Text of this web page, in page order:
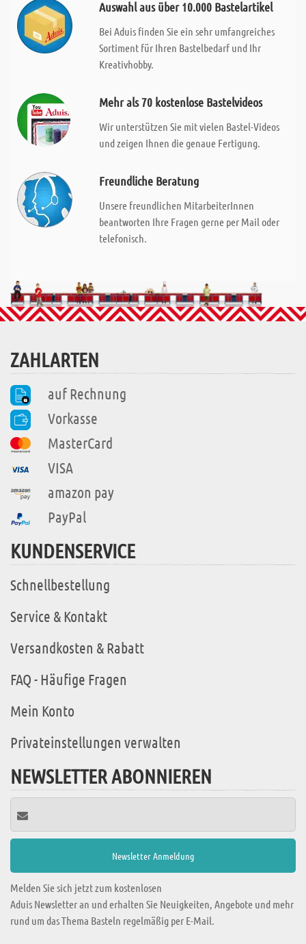
Auswahl aus über 10.000 Bastelartikel
Bei Aduis finden Sie ein sehr umfangreiches
Sortiment für Ihren Bastelbedarf und Ihr
Kreativhobby.
Mehr als 70 kostenlose Bastelvideos
Wir unterstützen Sie mit vielen Bastel-Videos
und zeigen Ihnen die genaue Fertigung.
Freundliche Beratung
Unsere freundlichen MitarbeiterInnen
beantworten Ihre Fragen gerne per Mail oder
telefonisch.
ZAHLARTEN
auf Rechnung
Vorkasse
MasterCard
VISA
amazon pay
PayPal
KUNDENSERVICE
Schnellbestellung
Service & Kontakt
Versandkosten & Rabatt
FAQ - Häufige Fragen
Mein Konto
Privateinstellungen verwalten
NEWSLETTER ABONNIEREN
Melden Sie sich jetzt zum kostenlosen
Aduis Newsletter an und erhalten Sie Neuigkeiten, Angebote und mehr
rund um das Thema Basteln regelmäßig per E-Mail.